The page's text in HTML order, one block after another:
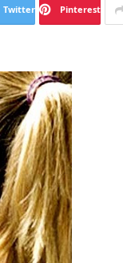
Twitter Pinterest